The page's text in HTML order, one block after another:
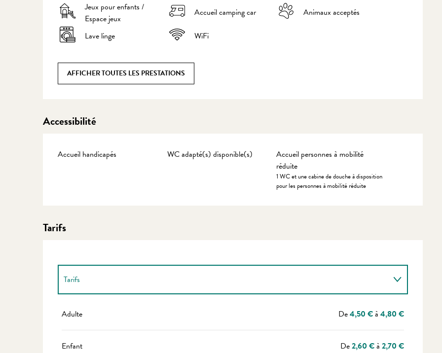
Jeux pour enfants /
Espace jeux
Accueil camping car
Animaux acceptés
Lave linge
WiFi
AFFICHER TOUTES LES PRESTATIONS
Accessibilité
Accueil handicapés WC adapté(s) disponible(s)
Accueil personnes à mobilité
réduite
1 WC et une cabine de douche à disposition
pour les personnes à mobilité réduite
Tarifs
Tarifs
Tarifs 2027
Adulte De4,50 €à4,80 €
Enfant De2,60 €à2,70 €